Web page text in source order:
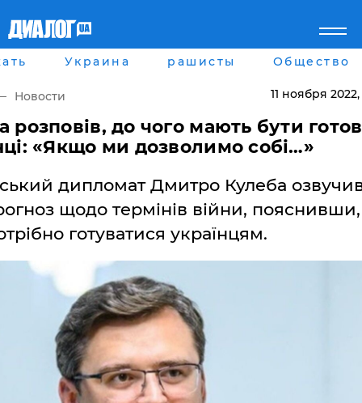
Главная
рассея
Беларусь
Военное обозрение
Экономика
Мнение
Пресса
Здоровье
Украина
Культура
Города
Харьков
Днепр
Одесса
Война на Донбассе и в
Крыму
Лайф стайл
Здоровье
Помощь проекту
Стиль Диалога
Украина рашисты Общество
Новости 11 ноября 2022
розповів, до чого мають бути
«Якщо ми дозволимо собі…»
дипломат Дмитро Кулеба
щодо термінів війни,
готуватися українцям.